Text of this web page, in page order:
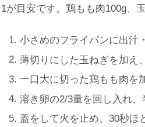
1が目安です。鶏もも肉100g、
小さめのフライパンに出汁
薄切りにした玉ねぎを加え
一口大に切った鶏もも肉を
溶き卵の2/3量を回し入れ
蓋をして火を止め、30秒ほ